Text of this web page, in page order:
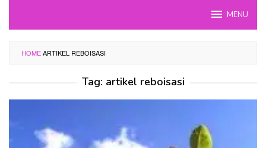
MENU
HOMEARTIKEL REBOISASI
Tag: artikel reboisasi